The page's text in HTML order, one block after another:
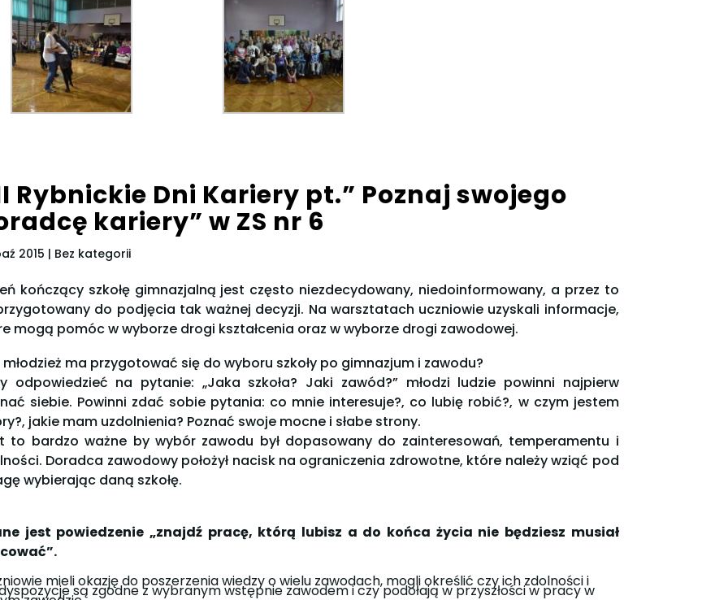
Rybnickie Dni Kariery pt.” Poznaj swojego
kariery” w ZS nr 6
2015 | Bez kategorii
kończący szkołę gimnazjalną jest często niezdecydowany, niedoinformowany, a przez to
do podjęcia tak ważnej decyzji. Na warsztatach uczniowie uzyskali informacje,
mogą pomóc w wyborze drogi kształcenia oraz w wyborze drogi zawodowej.
ma przygotować się do wyboru szkoły po gimnazjum i zawodu?
odpowiedzieć na pytanie: „Jaka szkoła? Jaki zawód?” młodzi ludzie powinni najpierw
siebie. Powinni zdać sobie pytania: co mnie interesuje?, co lubię robić?, w czym jestem
jakie mam uzdolnienia? Poznać swoje mocne i słabe strony.
to bardzo ważne by wybór zawodu był dopasowany do zainteresowań, temperamentu i
Doradca zawodowy położył nacisk na ograniczenia zdrowotne, które należy wziąć pod
wybierając daną szkołę.
jest powiedzenie „znajdź pracę, którą lubisz a do końca życia nie będziesz musiał
mieli okazję do poszerzenia wiedzy o wielu zawodach, mogli określić czy ich zdolności i
są zgodne z wybranym wstępnie zawodem i czy podołają w przyszłości w pracy w